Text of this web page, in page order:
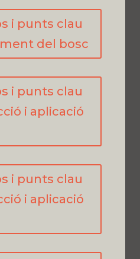
i punts clau
del bosc
i punts clau
i aplicació
i punts clau
i aplicació